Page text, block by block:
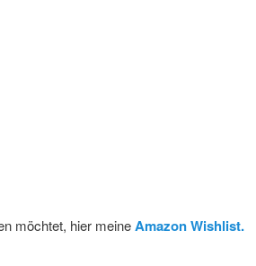
möchtet, hier meineAmazon Wishlist.